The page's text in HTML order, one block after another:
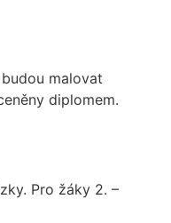
malovat
diplomem.
Pro žáky 2. –